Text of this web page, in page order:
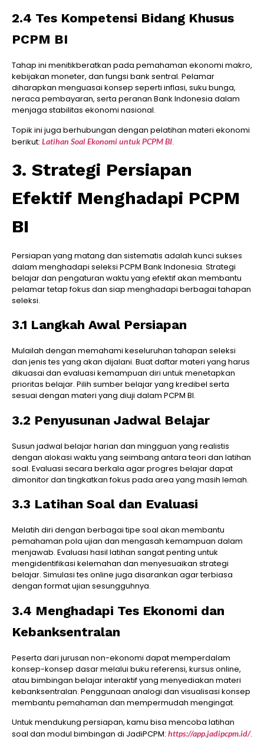
2.4 Tes Kompetensi Bidang Khusus
PCPM BI
Tahap ini menitikberatkan pada pemahaman ekonomi makro,
kebijakan moneter, dan fungsi bank sentral. Pelamar
diharapkan menguasai konsep seperti inflasi, suku bunga,
neraca pembayaran, serta peranan Bank Indonesia dalam
menjaga stabilitas ekonomi nasional.
Topik ini juga berhubungan dengan pelatihan materi ekonomi
berikut: Latihan Soal Ekonomi untuk PCPM BI.
3. Strategi Persiapan
Efektif Menghadapi PCPM
BI
Persiapan yang matang dan sistematis adalah kunci sukses
dalam menghadapi seleksi PCPM Bank Indonesia. Strategi
belajar dan pengaturan waktu yang efektif akan membantu
pelamar tetap fokus dan siap menghadapi berbagai tahapan
seleksi.
3.1 Langkah Awal Persiapan
Mulailah dengan memahami keseluruhan tahapan seleksi
dan jenis tes yang akan dijalani. Buat daftar materi yang harus
dikuasai dan evaluasi kemampuan diri untuk menetapkan
prioritas belajar. Pilih sumber belajar yang kredibel serta
sesuai dengan materi yang diuji dalam PCPM BI.
3.2 Penyusunan Jadwal Belajar
Susun jadwal belajar harian dan mingguan yang realistis
dengan alokasi waktu yang seimbang antara teori dan latihan
soal. Evaluasi secara berkala agar progres belajar dapat
dimonitor dan tingkatkan fokus pada area yang masih lemah.
3.3 Latihan Soal dan Evaluasi
Melatih diri dengan berbagai tipe soal akan membantu
pemahaman pola ujian dan mengasah kemampuan dalam
menjawab. Evaluasi hasil latihan sangat penting untuk
mengidentifikasi kelemahan dan menyesuaikan strategi
belajar. Simulasi tes online juga disarankan agar terbiasa
dengan format ujian sesungguhnya.
3.4 Menghadapi Tes Ekonomi dan
Kebanksentralan
Peserta dari jurusan non-ekonomi dapat memperdalam
konsep-konsep dasar melalui buku referensi, kursus online,
atau bimbingan belajar interaktif yang menyediakan materi
kebanksentralan. Penggunaan analogi dan visualisasi konsep
membantu pemahaman dan mempermudah mengingat.
Untuk mendukung persiapan, kamu bisa mencoba latihan
soal dan modul bimbingan di JadiPCPM: https://app.jadipcpm.id/.